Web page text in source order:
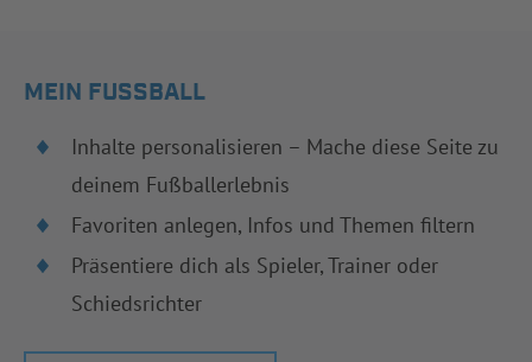
MEIN FUSSBALL
Inhalte personalisieren – Mache diese Seite zu
deinem Fußballerlebnis
Favoriten anlegen, Infos und Themen filtern
Präsentiere dich als Spieler, Trainer oder
Schiedsrichter